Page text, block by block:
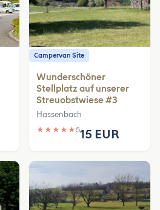
Campervan Site
Wunderschöner
Stellplatz auf unserer
Streuobstwiese #3
Hassenbach
★ ★ ★ ★ ★515 EUR